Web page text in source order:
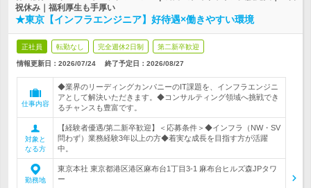
祝休み｜福利厚生も手厚い
★東京【インフラエンジニア】好待遇×働きやすい環境
正社員 転勤なし 完全週休2日制 第二新卒歓迎
情報更新日：2026/07/24 終了予定日： 2026/08/27
仕事内容
◆業界のリーディングカンパニーのIT課題を、インフラエンジニ
アとして解決いただきます。◆コンサルティング領域へ挑戦でき
るチャンスも豊富です。
対象と
なる方
【経験者優遇/第二新卒歓迎】＜応募条件＞◆インフラ（NW・SV
問わず）業務経験3年以上の方◆着実な成長を目指す方が活躍
中。
勤務地
東京本社 東京都港区港区麻布台1丁目3-1 麻布台ヒルズ森JPタワ
ー